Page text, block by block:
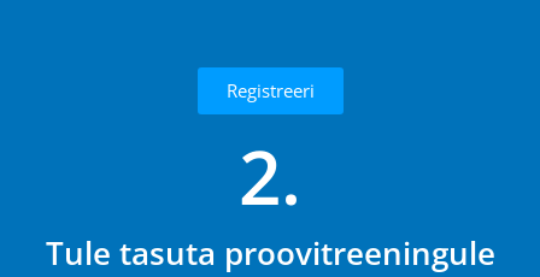
Registreeri
2.
Tule tasuta proovitreeningule